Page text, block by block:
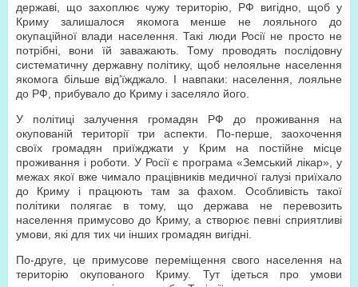
державі, що захоплює чужу територію, РФ вигідно, щоб у
Криму залишалося якомога менше не лояльного до
окупаційної влади населення. Такі люди Росії не просто не
потрібні, вони їй заважають. Тому проводять послідовну
систематичну державну політику, щоб нелояльне населення
якомога більше від’їжджало. І навпаки: населення, лояльне
до РФ, прибувало до Криму і заселяло його.
У політиці залучення громадян РФ до проживання на
окупованій території три аспекти. По-перше, заохочення
своїх громадян приїжджати у Крим на постійне місце
проживання і роботи. У Росії є програма «Земський лікар», у
межах якої вже чимало працівників медичної галузі приїхало
до Криму і працюють там за фахом. Особливість такої
політики полягає в тому, що держава не перевозить
населення примусово до Криму, а створює певні сприятливі
умови, які для тих чи інших громадян вигідні.
По-друге, це примусове переміщення свого населення на
територію окупованого Криму. Тут ідеться про умови